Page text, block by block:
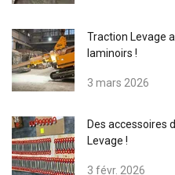
Traction Levage
laminoirs !
3 mars 2026
Des accessoires
Levage !
3 févr. 2026